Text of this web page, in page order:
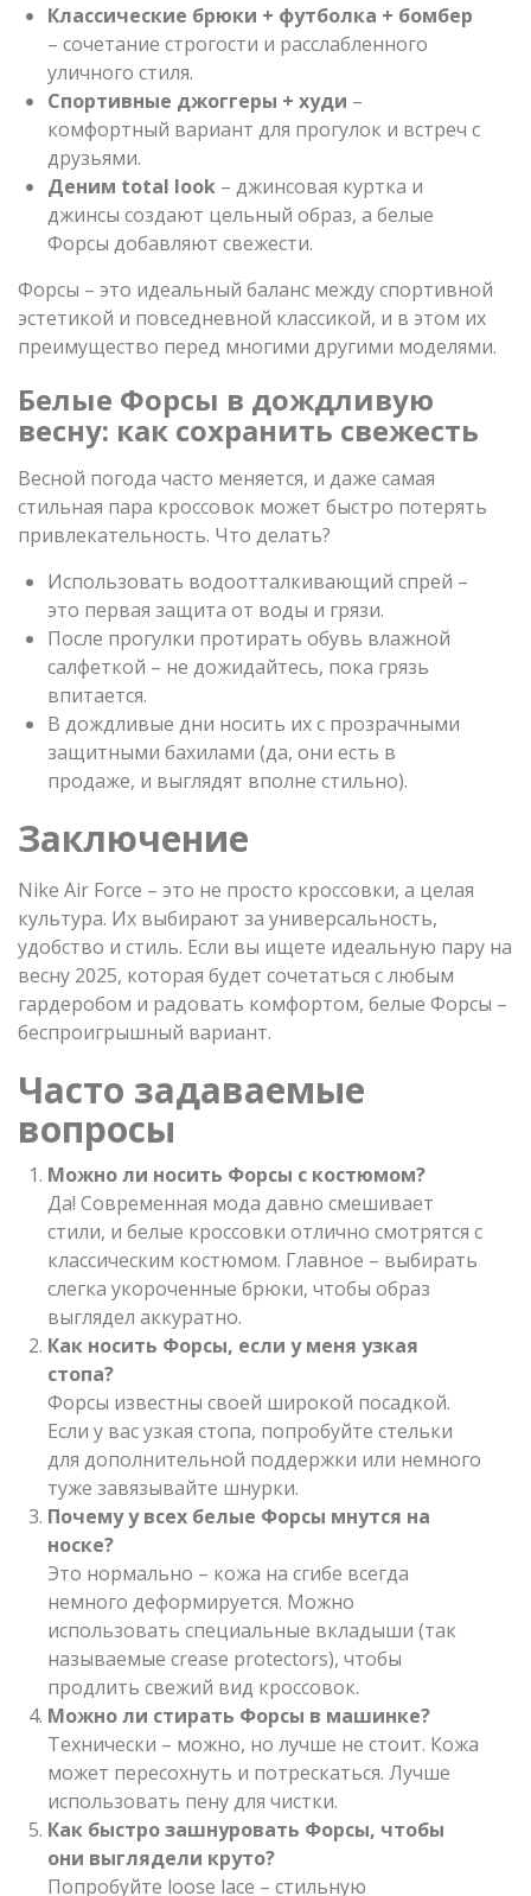
Классические брюки + футболка + бомбер
– сочетание строгости и расслабленного
уличного стиля.
Спортивные джоггеры + худи –
комфортный вариант для прогулок и встреч с
друзьями.
Деним total look – джинсовая куртка и
джинсы создают цельный образ, а белые
Форсы добавляют свежести.
Форсы – это идеальный баланс между спортивной
эстетикой и повседневной классикой, и в этом их
преимущество перед многими другими моделями.
Белые Форсы в дождливую
весну: как сохранить свежесть
Весной погода часто меняется, и даже самая
стильная пара кроссовок может быстро потерять
привлекательность. Что делать?
Использовать водоотталкивающий спрей –
это первая защита от воды и грязи.
После прогулки протирать обувь влажной
салфеткой – не дожидайтесь, пока грязь
впитается.
В дождливые дни носить их с прозрачными
защитными бахилами (да, они есть в
продаже, и выглядят вполне стильно).
Заключение
Nike Air Force – это не просто кроссовки, а целая
культура. Их выбирают за универсальность,
удобство и стиль. Если вы ищете идеальную пару на
весну 2025, которая будет сочетаться с любым
гардеробом и радовать комфортом, белые Форсы –
беспроигрышный вариант.
Часто задаваемые
вопросы
Можно ли носить Форсы с костюмом?
Да! Современная мода давно смешивает
стили, и белые кроссовки отлично смотрятся с
классическим костюмом. Главное – выбирать
слегка укороченные брюки, чтобы образ
выглядел аккуратно.
Как носить Форсы, если у меня узкая
стопа?
Форсы известны своей широкой посадкой.
Если у вас узкая стопа, попробуйте стельки
для дополнительной поддержки или немного
туже завязывайте шнурки.
Почему у всех белые Форсы мнутся на
носке?
Это нормально – кожа на сгибе всегда
немного деформируется. Можно
использовать специальные вкладыши (так
называемые crease protectors), чтобы
продлить свежий вид кроссовок.
Можно ли стирать Форсы в машинке?
Технически – можно, но лучше не стоит. Кожа
может пересохнуть и потрескаться. Лучше
использовать пену для чистки.
Как быстро зашнуровать Форсы, чтобы
они выглядели круто?
Попробуйте loose lace – стильную